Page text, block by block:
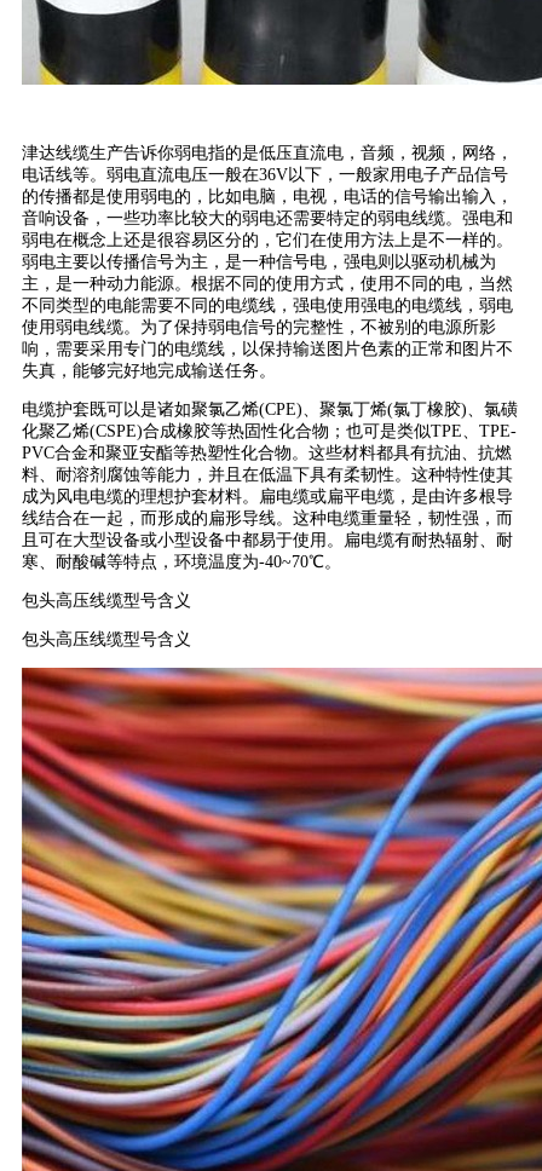
津达线缆生产告诉你弱电指的是低压直流电，音频，视频，网络，
电话线等。弱电直流电压一般在36V以下，一般家用电子产品信号
的传播都是使用弱电的，比如电脑，电视，电话的信号输出输入，
音响设备，一些功率比较大的弱电还需要特定的弱电线缆。强电和
弱电在概念上还是很容易区分的，它们在使用方法上是不一样的。
弱电主要以传播信号为主，是一种信号电，强电则以驱动机械为
主，是一种动力能源。根据不同的使用方式，使用不同的电，当然
不同类型的电能需要不同的电缆线，强电使用强电的电缆线，弱电
使用弱电线缆。为了保持弱电信号的完整性，不被别的电源所影
响，需要采用专门的电缆线，以保持输送图片色素的正常和图片不
失真，能够完好地完成输送任务。
电缆护套既可以是诸如聚氯乙烯(CPE)、聚氯丁烯(氯丁橡胶)、氯磺
化聚乙烯(CSPE)合成橡胶等热固性化合物；也可是类似TPE、TPE-
PVC合金和聚亚安酯等热塑性化合物。这些材料都具有抗油、抗燃
料、耐溶剂腐蚀等能力，并且在低温下具有柔韧性。这种特性使其
成为风电电缆的理想护套材料。扁电缆或扁平电缆，是由许多根导
线结合在一起，而形成的扁形导线。这种电缆重量轻，韧性强，而
且可在大型设备或小型设备中都易于使用。扁电缆有耐热辐射、耐
寒、耐酸碱等特点，环境温度为-40~70℃。
包头高压线缆型号含义
包头高压线缆型号含义